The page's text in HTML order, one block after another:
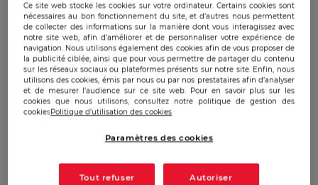
28 septembre 1942. La relative ancienneté de ce
texte législatif et le contexte tout particulier dans
lequel il fût voté nécessitaient de toute évidence
un toilettage permettant de garantir une
certaine sécurité juridique aux clients des dits
agents. Le législateur a choisi d’intégrer ces
dispositions dans un texte plus vaste, la loi n°
2003-239 du 18 mars 2003 pour la sécurité
a été choisi d’intégrer au titre IV de cette loi,
Ce site web stocke les cookies sur votre ordinateur. Certains cookies sont
nécessaires au bon fonctionnement du site, et d’autres nous permettent
de collecter des informations sur la manière dont vous interagissez avec
notre site web, afin d’améliorer et de personnaliser votre expérience de
navigation. Nous utilisons également des cookies afin de vous proposer de
la publicité ciblée, ainsi que pour vous permettre de partager du contenu
sur les réseaux sociaux ou plateformes présents sur notre site. Enfin, nous
utilisons des cookies, émis par nous ou par nos prestataires afin d’analyser
et de mesurer l’audience sur ce site web. Pour en savoir plus sur les
cookies que nous utilisons, consultez notre politique de gestion des
cookiesPolitique d'utilisation des cookies
Paramètres des cookies
Tout refuser Autoriser